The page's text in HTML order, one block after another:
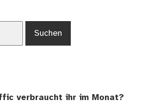
verbraucht ihr im Monat?